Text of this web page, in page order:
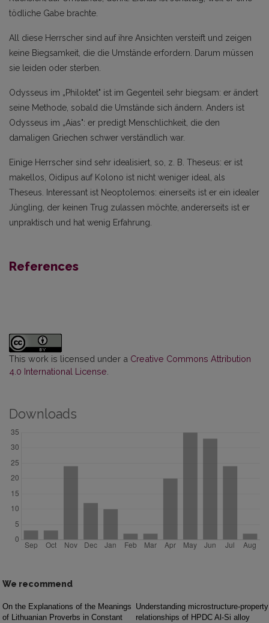
tödliche Gabe brachte.
All diese Herrscher sind auf ihre Ansichten versteift und zeigen
keine Biegsamkeit, die die Umstände erfordern. Darum müssen
sie leiden oder sterben.
Odysseus im „Philoktet" ist im Gegenteil sehr biegsam: er ändert
seine Methode, sobald die Umstände sich ändern. Anders ist
Odysseus im „Aias": er predigt Menschlichkeit, die den
damaligen Griechen schwer verständlich war.
Einige Herrscher sind sehr idealisiert, so, z. B. Theseus: er ist
makellos, Oidipus auf Kolono ist nicht weniger ideal, als
Theseus. Interessant ist Neoptolemos: einerseits ist er ein idealer
Jüngling, der keinen Trug zulassen möchte, andererseits ist er
unpraktisch und hat wenig Erfahrung.
References
This work is licensed under a Creative Commons Attribution
4.0 International License
Downloads
We recommend
On the Explanations of the Meanings
of Lithuanian Proverbs in Constant
Understanding microstructure-property
relationships of HPDC Al-Si alloy